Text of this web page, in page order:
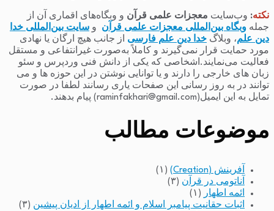
نکته: وب‌سایت معجزات علمی قرآن و وبگاه‌های اقماری آن از
جمله وبگاه بین‌المللی معجزات علمی قرآن و سایت بین‌المللی خدا
دین علم، وبلاگ خدا دین علم فارسی از جانب هیچ ارگان یا نهادی
مورد حمایت قرار نمی‌گیرند و کاملاً به‌صورت غیرانتفاعی و مستقل
فعالیت می‌نمایند.اشخاصی که یکی از دانش فنی وردپرس و سئو
زبان های خارجی را دارند و یا توانایی نوشتن در این حوزه ها و می
توانند در به روز رسانی این صفحات یاری رسانند لطفا در صورت
تمایل به این ایمیل(raminfakhari@gmail.com) پیام بدهند.
موضوعات مطالب
آفرینش (Creation)
(۱)
آناتومی در قرآن (۳)
ائمه اطهار
(۱)
اثبات حقانیت پیامبر اسلام و ائمه اطهار از ادیان پیشین (۳)